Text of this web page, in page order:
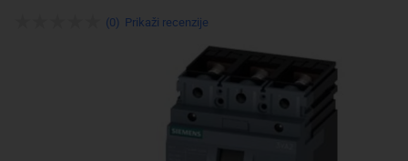
(0) Prikaži recenzije